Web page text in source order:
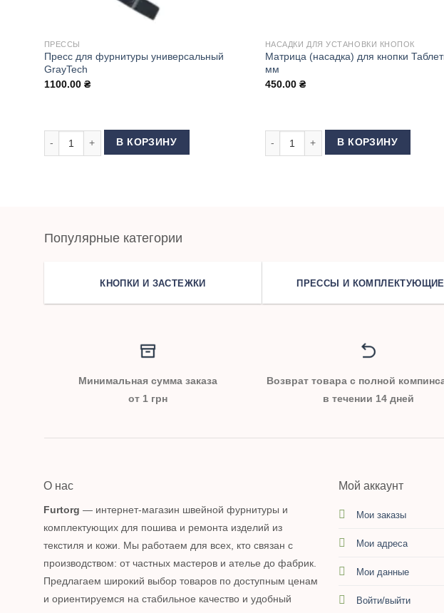
ПРЕССЫ
Пресс для фурнитуры универсальный
GrayTech
1100.00 ₴
Количество товара Пресс для фурнитуры универсальный GrayTech
В КОРЗИНУ
НАСАДКИ ДЛЯ УСТАНОВКИ КНОПОК
Матрица (насадка) для кнопки
мм
450.00 ₴
Количество товара Матрица
В КОРЗИНУ
Популярные категории
КНОПКИ И ЗАСТЕЖКИ ПРЕССЫ И КОМПЛЕКТУЮЩИЕ
Минимальная сумма заказа
от 1 грн
Возврат товара с полной
в течении 14 дней
О нас
Furtorg — интернет-магазин швейной фурнитуры и
комплектующих для пошива и ремонта изделий из
текстиля и кожи. Мы работаем для всех, кто связан с
производством: от частных мастеров и ателье до фабрик.
Предлагаем широкий выбор товаров по доступным ценам
и ориентируемся на стабильное качество и удобный
Мой аккаунт
Мои заказы
Мои адреса
Мои данные
Войти/выйти